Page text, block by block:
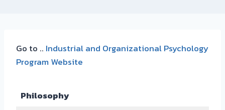
Go to .. Industrial and Organizational Psychology
Program Website
Philosophy